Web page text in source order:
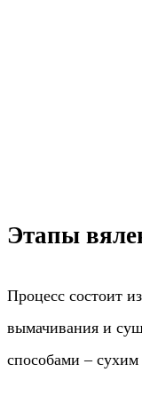
Этапы
Процесс состоит
вымачивания и
способами –